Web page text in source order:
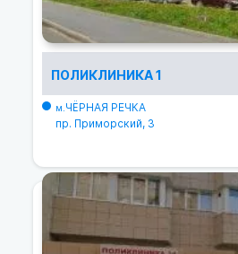
ПОЛИКЛИНИКА 1
м.ЧЁРНАЯ РЕЧКА
пр. Приморский, 3